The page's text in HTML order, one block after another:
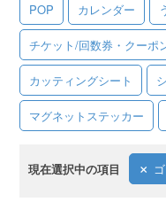
POP カレンダー
チケット/回数券・クーポ
カッティングシート
マグネットステッカー
現在選択中の項目